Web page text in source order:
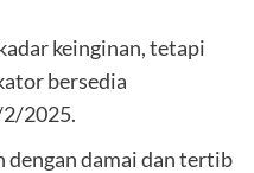
keinginan, tetapi
bersedia
2/2025.
dengan damai dan tertib